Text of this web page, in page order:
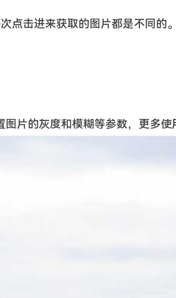
点击进来获取的图片都是不同的
片的灰度和模糊等参数，更多使